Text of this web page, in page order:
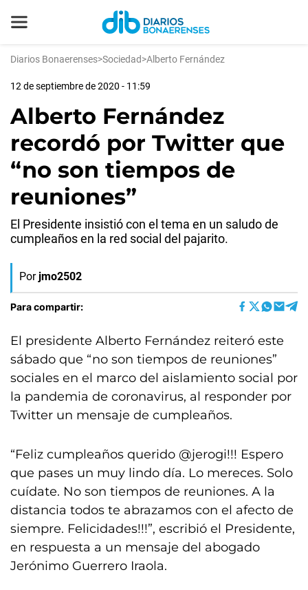
Diarios Bonaerenses>Sociedad>Alberto Fernández
12 de septiembre de 2020 - 11:59
Alberto Fernández
recordó por Twitter que
“no son tiempos de
reuniones”
El Presidente insistió con el tema en un saludo de
cumpleaños en la red social del pajarito.
Por jmo2502
Para compartir:
El presidente Alberto Fernández reiteró este
sábado que “no son tiempos de reuniones”
sociales en el marco del aislamiento social por
la pandemia de coronavirus, al responder por
Twitter un mensaje de cumpleaños.
“Feliz cumpleaños querido @jerogi!!! Espero
que pases un muy lindo día. Lo mereces. Solo
cuídate. No son tiempos de reuniones. A la
distancia todos te abrazamos con el afecto de
siempre. Felicidades!!!”, escribió el Presidente,
en respuesta a un mensaje del abogado
Jerónimo Guerrero Iraola.